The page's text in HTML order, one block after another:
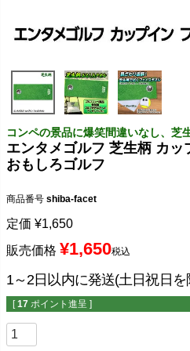
コンペの景品に爆笑間違いなし、芝
エンタメゴルフ 芝生柄 カ
おもしろゴルフ
商品番号 shiba-facet
定価 ¥1,650
販売価格 ¥1,650税込
1～2日以内に発送(土日祝日を
[ 17 ポイント進呈 ]